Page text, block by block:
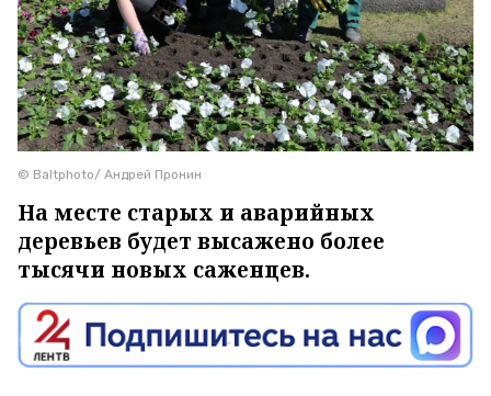
© Baltphoto/ Андрей Пронин
На месте старых и аварийных
деревьев будет высажено более
тысячи новых саженцев.